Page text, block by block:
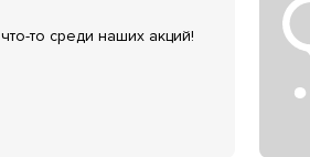
то среди наших акций!